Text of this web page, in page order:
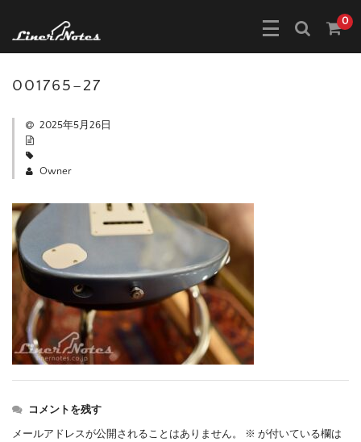
0
001765–27
2025年5月26日
Owner
コメントを残す
メールアドレスが公開されることはありません。 ※ が付いている欄は